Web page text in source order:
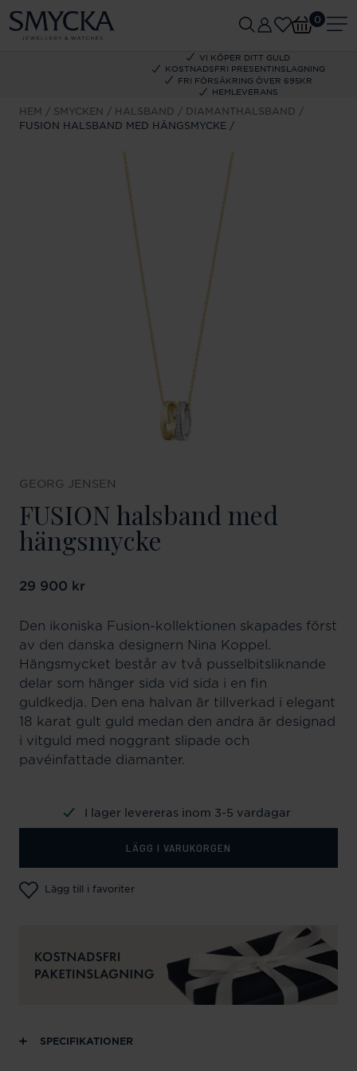
VI KÖPER DITT GULD
KOSTNADSFRI PRESENTINSLAGNING
FRI FÖRSÄKRING ÖVER 695KR
HEMLEVERANS
0
HEM SMYCKEN HALSBAND
DIAMANTHALSBAND
FUSION HALSBAND MED HÄNGSMYCKE
GEORG JENSEN
FUSION halsband med
hängsmycke
Pris:29 900 kr
29 900 kr
Den ikoniska Fusion-kollektionen skapades först
av den danska designern Nina Koppel.
Hängsmycket består av två pusselbitsliknande
delar som hänger sida vid sida i en fin
guldkedja. Den ena halvan är tillverkad i elegant
18 karat gult guld medan den andra är designad
i vitguld med noggrant slipade och
pavéinfattade diamanter.
I lager levereras inom 3-5 vardagar
LÄGG I VARUKORGEN
Lägg till i favoriter
SPECIFIKATIONER